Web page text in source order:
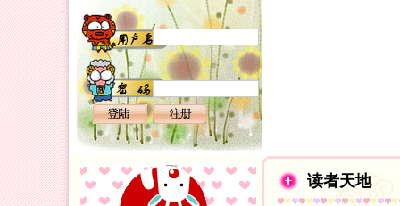
读者天地